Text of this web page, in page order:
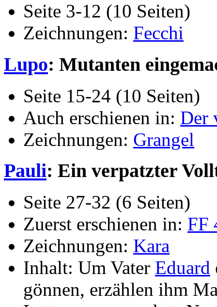
Seite 3-12 (10 Seiten)
Zeichnungen: Fecchi
Lupo: Mutanten
Seite 15-24 (10 Seiten)
Auch erschienen in: Der
Zeichnungen: Grangel
Pauli: Ein verpatzter
Seite 27-32 (6 Seiten)
Zuerst erschienen in: FF
Zeichnungen: Kara
Inhalt: Um Vater Eduard
gönnen, erzählen ihm